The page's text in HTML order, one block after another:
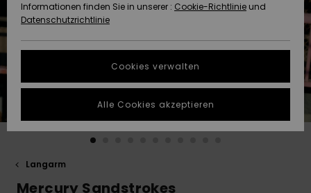
Highlights
Highlights
Starten Sie eine
um die
schnellste
Antwort auf Ihre
NACHHALTIGKEIT
SHOPS
QUIKSILVER APP
WUNSCHLISTE
Langarm
Mercury Sandstrokes
Informationen finden Sie in unserer : Cookie-Richtlinie und
Datenschutzrichtlinie
Cookies verwalten
Alle Cookies akzeptieren